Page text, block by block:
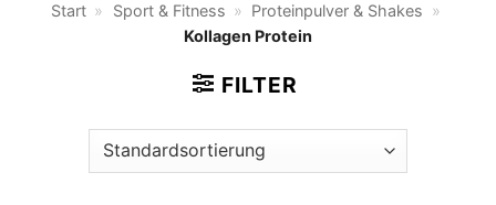
Start » Sport & Fitness » Proteinpulver & Shakes »
Kollagen Protein
FILTER